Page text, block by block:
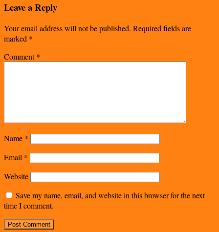
Leave a Reply
Your email address will not be published. Required fields are
marked *
Comment*
Name *
Email *
Website
Save my name, email, and website in this browser for the next
time I comment.